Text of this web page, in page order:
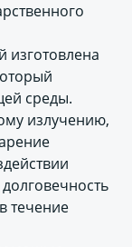
изготовлена
среды.
излучению,
течение